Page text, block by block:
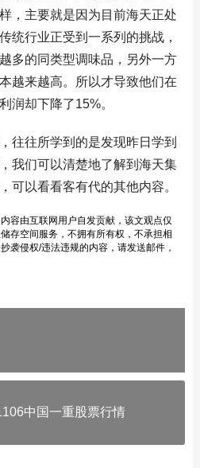
，主要就是因为目前海天正处
统行业正受到一系列的挑战，
多的同类型调味品，另外一方
越来越高。所以才导致他们在
润却下降了15%。
往往所学到的是发现昨日学到
我们可以清楚地了解到海天集
可以看看客有代的其他内容。
容由互联网用户自发贡献，该文观点仅
存空间服务，不拥有所有权，不承担相
袭侵权/违法违规的内容，请发送邮件，
中国一重股票行情